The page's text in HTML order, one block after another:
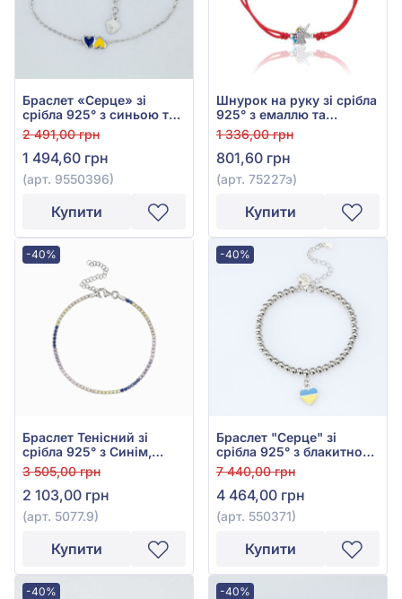
Браслет «Серце» зі
срібла 925° з синьою та
жовтою емаллю, арт.
9550396
2 491,00 грн
1 494,60 грн
(арт. 9550396)
Купити
Шнурок на руку зі срібла
925° з емаллю та
фіанітом/куб.цирконієм,
арт. 75227э
1 336,00 грн
801,60 грн
(арт. 75227э)
Купити
-40%
Браслет Тенісний зі
срібла 925° з Синім,
Рожевим, Фіолетовим,
Жовтим та
Помаранчевим Фіанітом/
куб.цирконієм, арт.
5077.9
3 505,00 грн
2 103,00 грн
(арт. 5077.9)
Купити
-40%
Браслет "Серце" зі
срібла 925° з блакитною
та жовтою емаллю, арт.
550371
7 440,00 грн
4 464,00 грн
(арт. 550371)
Купити
-40% -40%